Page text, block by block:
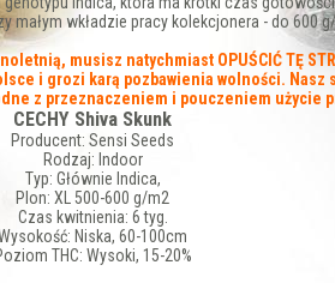
małym wkładzie pracy kolekcjonera - do 600
musisz natychmiast OPUŚCIĆ TĘ
i grozi karą pozbawienia wolności.
z przeznaczeniem i pouczeniem użycie
CECHY Shiva Skunk
Producent: Sensi Seeds
Rodzaj: Indoor
Typ: Głównie Indica,
Plon: XL 500-600 g/m2
Czas kwitnienia: 6 tyg.
Niska, 60-100cm
THC: Wysoki, 15-20%